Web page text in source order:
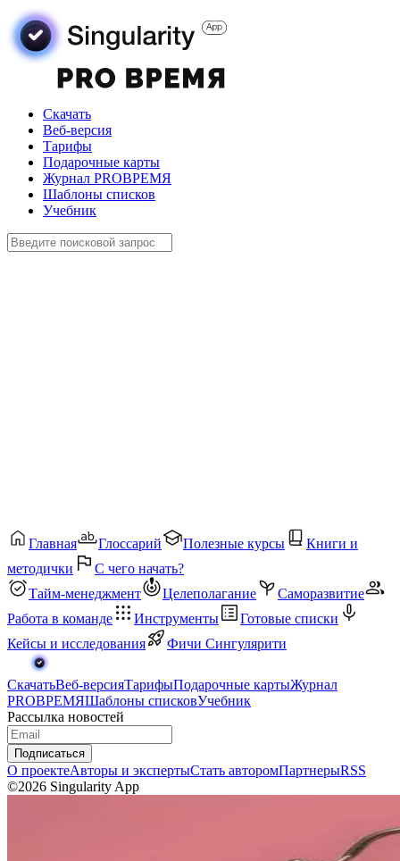
Скачать
Веб-версия
Тарифы
Подарочные карты
Журнал PROВРЕМЯ
Шаблоны списков
Учебник
Главная Глоссарий Полезные курсы
Книги и
методички
С чего начать?
Тайм-менеджмент
Целеполагание
Саморазвитие
Работа в команде
Инструменты
Готовые списки
Кейсы и исследования
Фичи Сингулярити
СкачатьВеб-версияТарифыПодарочные картыЖурнал
PROВРЕМЯШаблоны списковУчебник
Рассылка новостей
Подписаться
О проектеАвторы и экспертыСтать авторомПартнерыRSS
©2026 Singularity App